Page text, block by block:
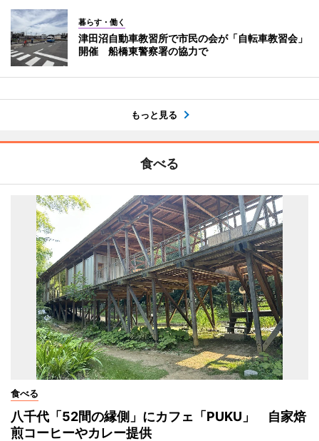
暮らす・働く
津田沼自動車教習所で市民の会が「自転車教習会」
開催 船橋東警察署の協力で
もっと見る
食べる
食べる
八千代「52間の縁側」にカフェ「PUKU」 自家焙
煎コーヒーやカレー提供